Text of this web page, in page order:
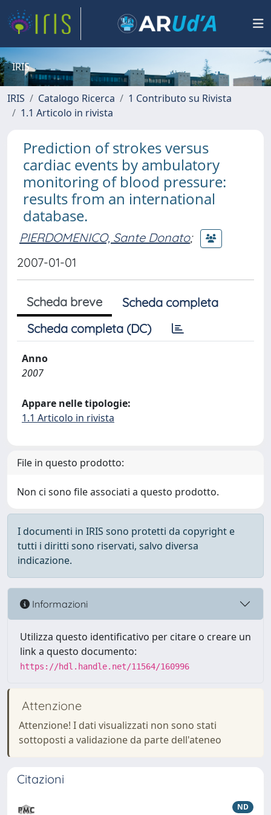
IRIS
IRIS Catalogo Ricerca
1 Contributo su Rivista
1.1 Articolo in rivista
Prediction of strokes versus
cardiac events by ambulatory
monitoring of blood pressure:
results from an international
database.
PIERDOMENICO, Sante Donato;
2007-01-01
Scheda breve
Scheda completa
Scheda completa (DC)
Anno
2007
Appare nelle tipologie:
1.1 Articolo in rivista
File in questo prodotto:
Non ci sono file associati a questo prodotto.
I documenti in IRIS sono protetti da copyright e
tutti i diritti sono riservati, salvo diversa
indicazione.
Informazioni
Utilizza questo identificativo per citare o creare un
link a questo documento:
https://hdl.handle.net/11564/160996
Attenzione
Attenzione! I dati visualizzati non sono stati
sottoposti a validazione da parte dell'ateneo
Citazioni
ND